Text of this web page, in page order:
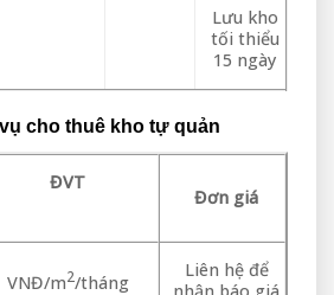
Lưu kho
tối thiểu
15 ngày
cho thuê kho tự quản
ĐVT
Đơn giá
VNĐ/m2/tháng
Liên hệ để